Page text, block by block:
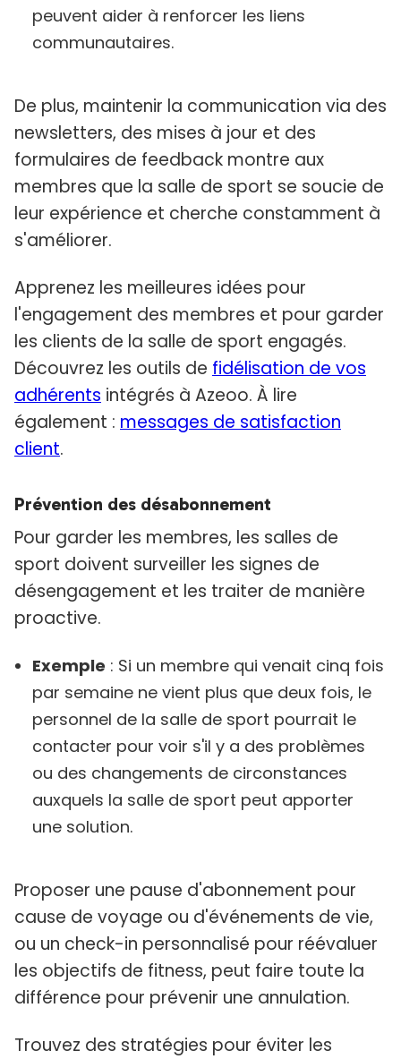
peuvent aider à renforcer les liens
communautaires.
De plus, maintenir la communication via des
newsletters, des mises à jour et des
formulaires de feedback montre aux
membres que la salle de sport se soucie de
leur expérience et cherche constamment à
s'améliorer.
Apprenez les meilleures idées pour
l'engagement des membres et pour garder
les clients de la salle de sport engagés.
Découvrez les outils de fidélisation de vos
adhérents intégrés à Azeoo. À lire
également : messages de satisfaction
client.
Prévention des désabonnement
Pour garder les membres, les salles de
sport doivent surveiller les signes de
désengagement et les traiter de manière
proactive.
Exemple : Si un membre qui venait cinq fois
par semaine ne vient plus que deux fois, le
personnel de la salle de sport pourrait le
contacter pour voir s'il y a des problèmes
ou des changements de circonstances
auxquels la salle de sport peut apporter
une solution.
Proposer une pause d'abonnement pour
cause de voyage ou d'événements de vie,
ou un check-in personnalisé pour réévaluer
les objectifs de fitness, peut faire toute la
différence pour prévenir une annulation.
Trouvez des stratégies pour éviter les